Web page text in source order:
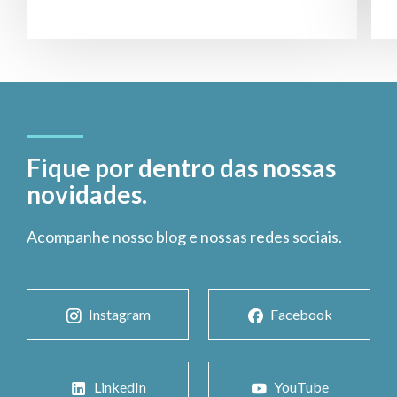
Fique por dentro das nossas
novidades.
Acompanhe nosso blog e nossas redes sociais.
Instagram Facebook
LinkedIn YouTube